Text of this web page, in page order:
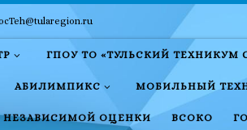
ГПОУ ТО «ТУЛЬСКИЙ
АБИЛИМПИКС МОБИЛЬНЫЙ
НЕЗАВИСИМОЙ ОЦЕНКИ ВСОКО